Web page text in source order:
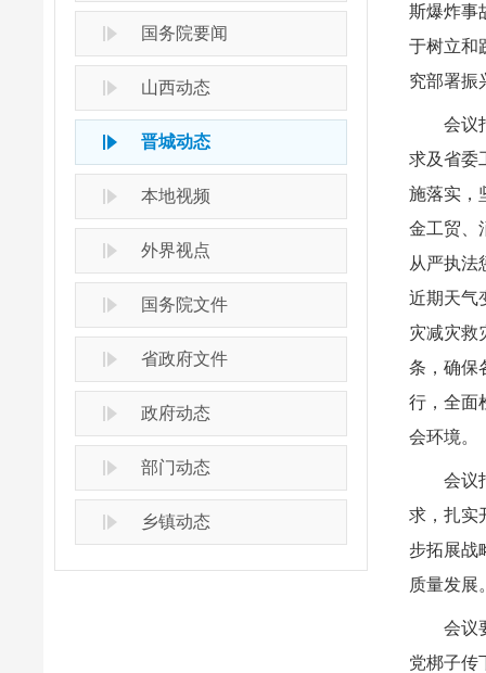
国务院要闻
山西动态
晋城动态
本地视频
外界视点
国务院文件
省政府文件
政府动态
部门动态
乡镇动态
斯爆炸事
于树立和
究部署振
会议
求及省委
施落实，
金工贸、
从严执法
近期天气
灾减灾救
条，确保
行，全面
会环境。
会议
求，扎实
步拓展战
质量发展
会议
党梆子传